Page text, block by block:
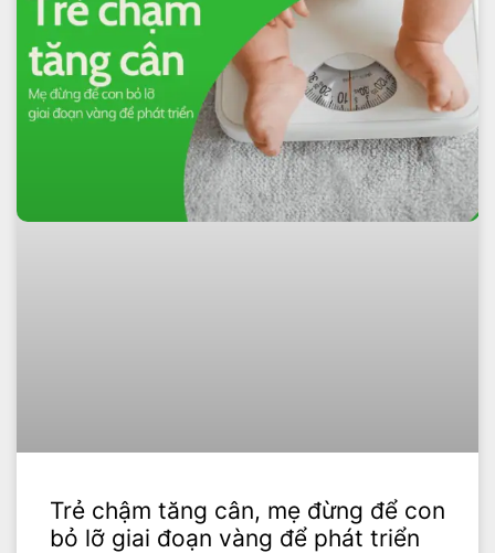
Trẻ chậm tăng cân, mẹ đừng để con
bỏ lỡ giai đoạn vàng để phát triển